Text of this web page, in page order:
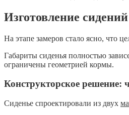
Изготовление
На этапе замеров стало ясно, что
Габариты сиденья полностью
ограничены геометрией кормы.
Конструкторское решение:
Сиденье спроектировали из двух